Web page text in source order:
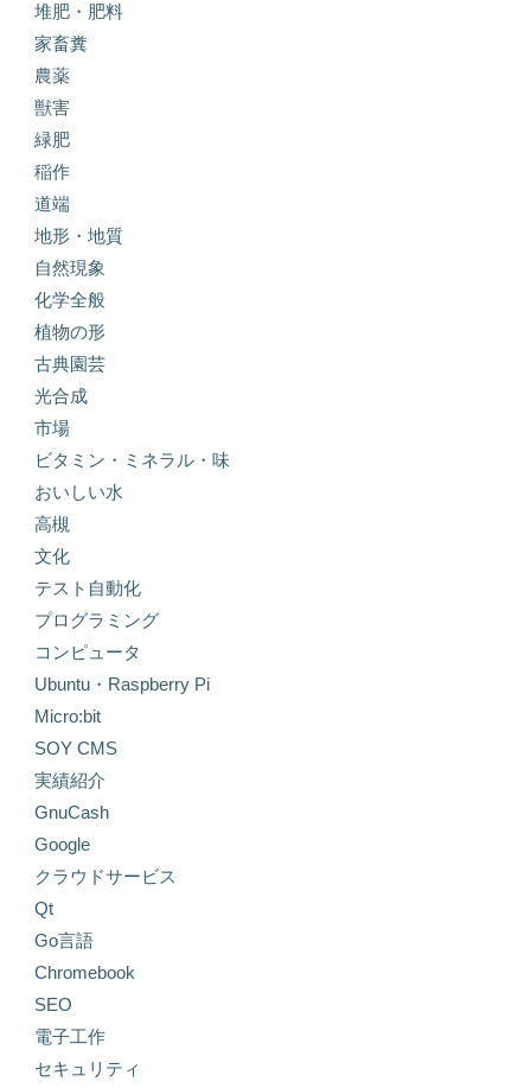
堆肥・肥料
家畜糞
農薬
獣害
緑肥
稲作
道端
地形・地質
自然現象
化学全般
植物の形
古典園芸
光合成
市場
ビタミン・ミネラル・味
おいしい水
高槻
文化
テスト自動化
プログラミング
コンピュータ
Ubuntu・Raspberry Pi
Micro:bit
SOY CMS
実績紹介
GnuCash
Google
クラウドサービス
Qt
Go言語
Chromebook
SEO
電子工作
セキュリティ